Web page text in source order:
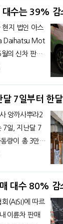
대수는 39% 감
현지 법인 아스
Daihatsu Mot
의 신차 판매
비 39% 감소
나19)의 영향
7일부터 한
7일, 지난달 7
량이 총 3만
르타
지했다. 19개
대수 80% 감
이륜차 판매